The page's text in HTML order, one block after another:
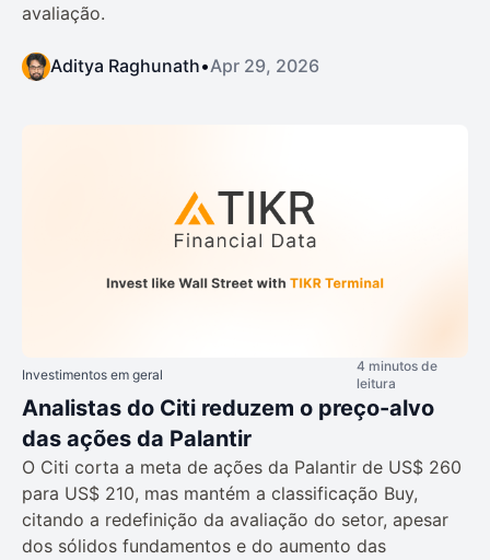
avaliação.
Aditya Raghunath•Apr 29, 2026
Investimentos em geral
4 minutos de
leitura
Analistas do Citi reduzem o preço-alvo
das ações da Palantir
O Citi corta a meta de ações da Palantir de US$ 260
para US$ 210, mas mantém a classificação Buy,
citando a redefinição da avaliação do setor, apesar
dos sólidos fundamentos e do aumento das